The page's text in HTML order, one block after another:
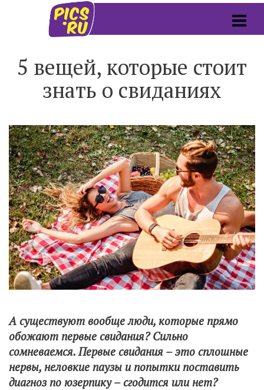
5 вещей, которые стоит
знать о свиданиях
А существуют вообще люди, которые прямо
обожают первые свидания? Сильно
сомневаемся. Первые свидания – это сплошные
нервы, неловкие паузы и попытки поставить
диагноз по юзерпику – сгодится или нет?